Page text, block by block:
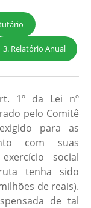
3. Relatório Anual
1º da Lei nº
pelo Comitê
para as
com suas
social
tenha sido
de reais).
de tal